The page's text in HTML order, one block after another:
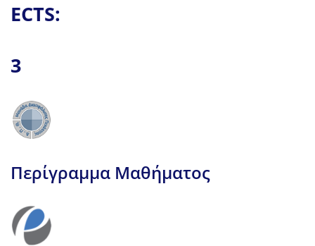
ECTS:
3
Περίγραμμα Μαθήματος